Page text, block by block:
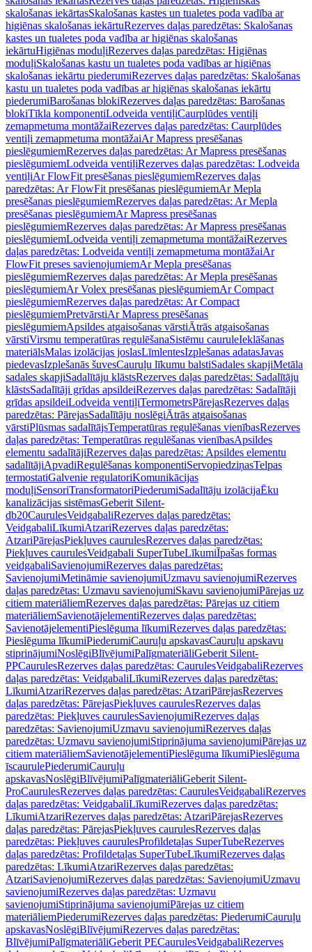
skalošanas iekārtasSkalošanas kastes un tualetes poda vadība ar
higiēnas skalošanas iekārtuRezerves daļas paredzētas: Skalošanas
kastes un tualetes poda vadība ar higiēnas skalošanas
iekārtuHigiēnas moduļiRezerves daļas paredzētas: Higiēnas
moduļiSkalošanas kastu un tualetes poda vadības ar higiēnas
skalošanas iekārtu piederumiRezerves daļas paredzētas: Skalošanas
kastu un tualetes poda vadības ar higiēnas skalošanas iekārtu
piederumiBarošanas blokiRezerves daļas paredzētas: Barošanas
blokiTīkla komponentiLodveida ventiļiCaurplūdes ventiļi
zemapmetuma montāžaiRezerves daļas paredzētas: Caurplūdes
ventiļi zemapmetuma montāžaiAr Mapress presēšanas
pieslēgumiemRezerves daļas paredzētas: Ar Mapress presēšanas
pieslēgumiemLodveida ventiļiRezerves daļas paredzētas: Lodveida
ventiļiAr FlowFit presēšanas pieslēgumiemRezerves daļas
paredzētas: Ar FlowFit presēšanas pieslēgumiemAr Mepla
presēšanas pieslēgumiemRezerves daļas paredzētas: Ar Mepla
presēšanas pieslēgumiemAr Mapress presēšanas
pieslēgumiemRezerves daļas paredzētas: Ar Mapress presēšanas
pieslēgumiemLodveida ventiļi zemapmetuma montāžaiRezerves
daļas paredzētas: Lodveida ventiļi zemapmetuma montāžaiAr
FlowFit preses savienojumiemAr Mepla presēšanas
pieslēgumiemRezerves daļas paredzētas: Ar Mepla presēšanas
pieslēgumiemAr Volex presēšanas pieslēgumiemAr Compact
pieslēgumiemRezerves daļas paredzētas: Ar Compact
pieslēgumiemPretvārstiAr Mapress presēšanas
pieslēgumiemApsildes atgaisošanas vārstiĀtrās atgaisošanas
vārstiVirsmu temperatūras regulēšanaSistēmu cauruleIeklāšanas
materiālsMalas izolācijas joslasLīmlentesIzplešanas adatasJavas
piedevasIzplešanās šuvesCauruļu līkumu balstiSadales skapjiMetāla
sadales skapjiSadalītāju klāstsRezerves daļas paredzētas: Sadalītāju
klāstsSadalītāji grīdas apsildeiRezerves daļas paredzētas: Sadalītāji
grīdas apsildeiLodveida ventiļiTermometrsPārejasRezerves daļas
paredzētas: PārejasSadalītāju noslēgiĀtrās atgaisošanas
vārstiPlūsmas sadalītājsTemperatūras regulēšanas vienībasRezerves
daļas paredzētas: Temperatūras regulēšanas vienībasApsildes
elementu sadalītājiRezerves daļas paredzētas: Apsildes elementu
sadalītājiApvadiRegulēšanas komponentiServopiedziņasTelpas
termostatiGalvenie regulatoriKomunikācijas
moduļiSensoriTransformatoriPiederumiSadalītāju izolācijaĒku
kanalizācijas sistēmasGeberit Silent-
db20CaurulesVeidgabaliRezerves daļas paredzētas:
VeidgabaliLīkumiAtzariRezerves daļas paredzētas:
AtzariPārejasPiekļuves caurulesRezerves daļas paredzētas:
Piekļuves caurulesVeidgabali SuperTubeLīkumiĪpašas formas
veidgabaliSavienojumiRezerves daļas paredzētas:
SavienojumiMetināmie savienojumiUzmavu savienojumiRezerves
daļas paredzētas: Uzmavu savienojumiSkavu savienojumiPārejas uz
citiem materiāliemRezerves daļas paredzētas: Pārejas uz citiem
materiāliemSavienotājelementiRezerves daļas paredzētas:
SavienotājelementiPieslēguma līkumiRezerves daļas paredzētas:
Pieslēguma līkumiPiederumiCauruļu apskavasCauruļu apskavu
stiprinājumiNoslēgiBlīvējumiPalīgmateriāliGeberit Silent-
PPCaurulesRezerves daļas paredzētas: CaurulesVeidgabaliRezerves
daļas paredzētas: VeidgabaliLīkumiRezerves daļas paredzētas:
LīkumiAtzariRezerves daļas paredzētas: AtzariPārejasRezerves
daļas paredzētas: PārejasPiekļuves caurulesRezerves daļas
paredzētas: Piekļuves caurulesSavienojumiRezerves daļas
paredzētas: SavienojumiUzmavu savienojumiRezerves daļas
paredzētas: Uzmavu savienojumiStiprinājuma savienojumiPārejas uz
citiem materiāliemSavienotājelementiPieslēguma līkumiPieslēguma
īscaurulePiederumiCauruļu
apskavasNoslēgiBlīvējumiPalīgmateriāliGeberit Silent-
ProCaurulesRezerves daļas paredzētas: CaurulesVeidgabaliRezerves
daļas paredzētas: VeidgabaliLīkumiRezerves daļas paredzētas:
LīkumiAtzariRezerves daļas paredzētas: AtzariPārejasRezerves
daļas paredzētas: PārejasPiekļuves caurulesRezerves daļas
paredzētas: Piekļuves caurulesProfildetaļas SuperTubeRezerves
daļas paredzētas: Profildetaļas SuperTubeLīkumiRezerves daļas
paredzētas: LīkumiAtzariRezerves daļas paredzētas:
AtzariSavienojumiRezerves daļas paredzētas: SavienojumiUzmavu
savienojumiRezerves daļas paredzētas: Uzmavu
savienojumiStiprinājuma savienojumiPārejas uz citiem
materiāliemPiederumiRezerves daļas paredzētas: PiederumiCauruļu
apskavasNoslēgiBlīvējumiRezerves daļas paredzētas:
BlīvējumiPalīgmateriāliGeberit PECaurulesVeidgabaliRezerves